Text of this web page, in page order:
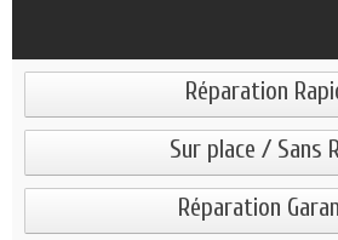
Réparation
Sur place / Sans
Réparation